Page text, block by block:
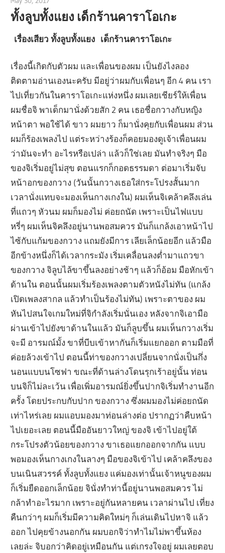
ทั้งลูบทั้งแยง เด็กร้านคาราโอเกะ
เรื่องเสียว ทั้งลูบทั้งแยง เด็กร้านคาราโอเกะ
เรื่องนี้เกิดกับตัวผม และเพื่อนของผม เป็นยังไงลอง
ติดตามอ่านเองนะครับ มีอยู่ว่าผมกับเพื่อนๆ อีก 4 คน เรา
ไปเที่ยวกันในคาราโอเกะแห่งหนึ่ง ผมเลยเชียร์ให้เพื่อน
ผมชื่อจิ พาเด็กมานั่งด้วยสัก 2 คน เธอชื่อกวางกับหญิง
หน้าตา พอใช้ได้ ขาว ผมยาว ก็มานั่งคุยกับเพื่อนผม ส่วน
ผมก็ร้องเพลงไป แต่ระหว่างร้องก็คอยมองดูเจ้าเพื่อนผม
ว่ามันจะทำ อะไรหรือเปล่า แล้วก็ใช่เลย มันทำจริงๆ มือ
ของจิเริ่มอยู่ไม่สุข ตอนแรกก็กอดธรรมดา ต่อมาเริ่มจับ
หน้าอกของกวาง (วันนั้นกวางเธอใส่กระโปรงสั้นมาก
เวลานั่งแทบจะมองเห็นกางเกงใน) ผมเห็นจิเคล้าคลึงเล่น
ที่แถวๆ หัวนม ผมก็มองไม่ ค่อยถนัด เพราะเป็นไฟแบบ
หรี่ๆ ผมเห็นจิคลึงอยู่นานพอสมควร มันก็แกล้งเอาหน้าไป
ไซ้กับแก้มของกวาง แถมยังมีการ เลียเล็กน้อยอีก แล้วมือ
อีกข้างหนึ่งก็ได้เวลากระมัง เริ่มเคลื่อนลงต่ำมาแถวขา
ของกวาง จิลูบไล้ขาขึ้นลงอย่างช้าๆ แล้วก็อ้อม มือหักเข้า
ด้านใน ตอนนั้นผมเริ่มร้องเพลงตามตัวหนังไม่ทัน (แกล้ง
เปิดเพลงสากล แล้วทำเป็นร้องไม่ทัน) เพราะตาของ ผม
หันไปสนใจเกมใหม่ที่จิกำลังเริ่มนั่นเอง หลังจากจิเอามือ
ผ่านเข้าไปยังขาด้านในแล้ว มันก็ลูบขึ้น ผมเห็นกวางเริ่ม
จะมี อารมณ์มั้ง ขาที่บีบเข้าหากันก็เริ่มแยกออก ตามมือที่
ค่อยล้วงเข้าไป ตอนนี้ท่าของกวางเปลี่ยนจากนั่งเป็นกึ่ง
นอนแบบนโซฟา ขณะที่ด้านล่างโดนรุกเร้าอยู่นั้น ท่อน
บนจิก็ไม่ละเว้น เพื่อเพิ่มอารมณ์ยิ่งขึ้นปากจิเริ่มทำงานอีก
ครั้ง โดยประกบกับปาก ของกวาง ซึ่งผมมองไม่ค่อยถนัด
เท่าไหร่เลย ผมแอบมองมาท่อนล่างต่อ ปรากฏว่าคืบหน้า
ไปเยอะเลย ตอนนี้มืออันยาวใหญ่ ของจิ เข้าไปอยู่ใต้
กระโปรงตัวน้อยของกวาง ขาเธอแยกออกจากกัน แบบ
พอมองเห็นกางเกงในลางๆ มือของจิเข้าไป เคล้าคลึงของ
บนเนินสวรรค์ ทั้งลูบทั้งแยง แค่มองเท่านั้นเจ้าหนูของผม
ก็เริ่มยืดออกเล็กน้อย จินั่งทำท่านี้อยู่นานพอสมควร ไม่
กล้าทำอะไรมาก เพราะอยู่กันหลายคน เวลาผ่านไป เที่ยง
คืนกว่าๆ ผมก็เริ่มมีความคิดใหม่ๆ ก็เล่นเดินไปหาจิ แล้ว
ออก ไปคุยข้างนอกกัน ผมบอกจิว่าทำไมไม่พาขึ้นห้อง
เลยล่ะ จิบอกว่าคิดอยู่เหมือนกัน แต่เกรงใจอยู่ ผมเลยตอบ